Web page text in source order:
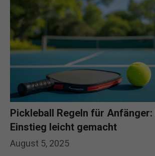
August 5, 2025
Pickleball Regeln für Anfänger:
Einstieg leicht gemacht